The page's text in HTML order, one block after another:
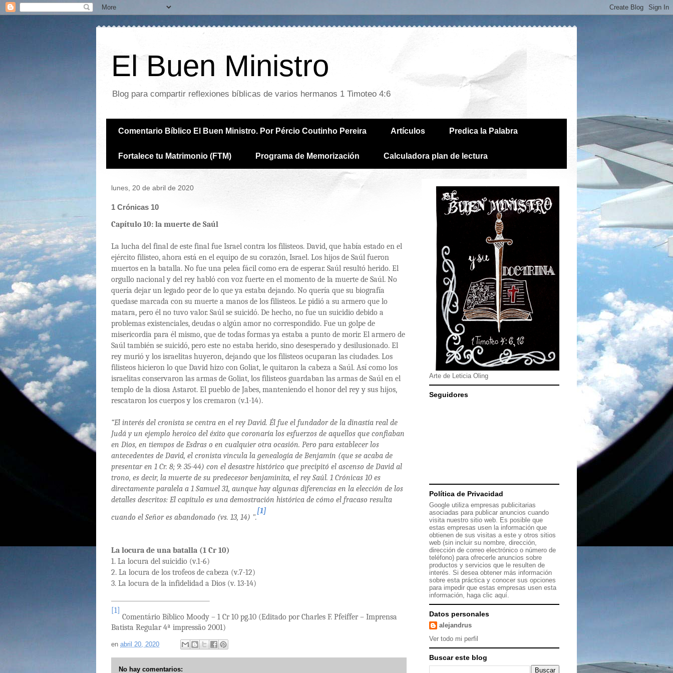
El Buen Ministro
Blog para compartir reflexiones bíblicas de varios hermanos 1 Timoteo 4:6
Comentario Bíblico El Buen Ministro. Por Pércio Coutinho Pereira Artículos Predica la Palabra
Fortalece tu Matrimonio (FTM) Programa de Memorización Calculadora plan de lectura
lunes, 20 de abril de 2020
1 Crónicas 10
Capítulo 10: la muerte de Saúl
La lucha del final de este final fue Israel contra los filisteos. David, que había estado en el
ejército filisteo, ahora está en el equipo de su corazón, Israel. Los hijos de Saúl fueron
muertos en la batalla. No fue una pelea fácil como era de esperar. Saúl resultó herido. El
orgullo nacional y del rey habló con voz fuerte en el momento de la muerte de Saúl. No
quería dejar un legado peor de lo que ya estaba dejando. No quería que su biografía
quedase marcada con su muerte a manos de los filisteos. Le pidió a su armero que lo
matara, pero él no tuvo valor. Saúl se suicidó. De hecho, no fue un suicidio debido a
problemas existenciales, deudas o algún amor no correspondido. Fue un golpe de
misericordia para él mismo, que de todas formas ya estaba a punto de morir. El armero de
Saúl también se suicidó, pero este no estaba herido, sino desesperado y desilusionado. El
rey murió y los israelitas huyeron, dejando que los filisteos ocuparan las ciudades. Los
filisteos hicieron lo que David hizo con Goliat, le quitaron la cabeza a Saúl. Así como los
israelitas conservaron las armas de Goliat, los filisteos guardaban las armas de Saúl en el
templo de la diosa Astarot. El pueblo de Jabes, manteniendo el honor del rey y sus hijos,
rescataron los cuerpos y los cremaron (v.1-14).
“El interés del cronista se centra en el rey David. Él fue el fundador de la dinastía real de
Judá y un ejemplo heroico del éxito que coronaría los esfuerzos de aquellos que confiaban
en Dios, en tiempos de Esdras o en cualquier otra ocasión. Pero para establecer los
antecedentes de David, el cronista vincula la genealogía de Benjamín (que se acaba de
presentar en 1 Cr. 8; 9: 35-44) con el desastre histórico que precipitó el ascenso de David al
trono, es decir, la muerte de su predecesor benjaminita, el rey Saúl. 1 Crónicas 10 es
directamente paralela a 1 Samuel 31, aunque hay algunas diferencias en la elección de los
detalles descritos: El capítulo es una demostración histórica de cómo el fracaso resulta
cuando el Señor es abandonado (vs. 13, 14) ".
[1]
La locura de una batalla (1 Cr 10)
1. La locura del suicidio (v.1-6)
2. La locura de los trofeos de cabeza (v.7-12)
3. La locura de la infidelidad a Dios (v. 13-14)
[1]
Comentário Bíblico Moody – 1 Cr 10 pg.10 (Editado por Charles F. Pfeiffer – Imprensa
Batista Regular 4ª impressão 2001)
en abril 20, 2020
No hay comentarios:
Arte de Leticia Oling
Seguidores
Política de Privacidad
Google utiliza empresas publicitarias
asociadas para publicar anuncios cuando
visita nuestro sitio web. Es posible que
estas empresas usen la información que
obtienen de sus visitas a este y otros sitios
web (sin incluir su nombre, dirección,
dirección de correo electrónico o número de
teléfono) para ofrecerle anuncios sobre
productos y servicios que le resulten de
interés. Si desea obtener más información
sobre esta práctica y conocer sus opciones
para impedir que estas empresas usen esta
información, haga clic aquí.
Datos personales
alejandrus
Ver todo mi perfil
Buscar este blog